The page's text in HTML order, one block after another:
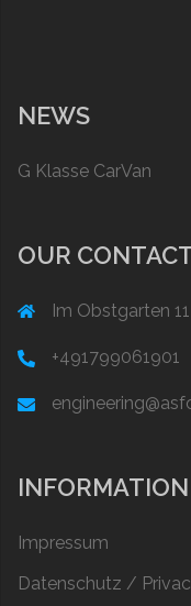
NEWS
G Klasse CarVan
OUR
Im Obstgarten
+491799061901
INFORMATION
Impressum
Datenschutz /